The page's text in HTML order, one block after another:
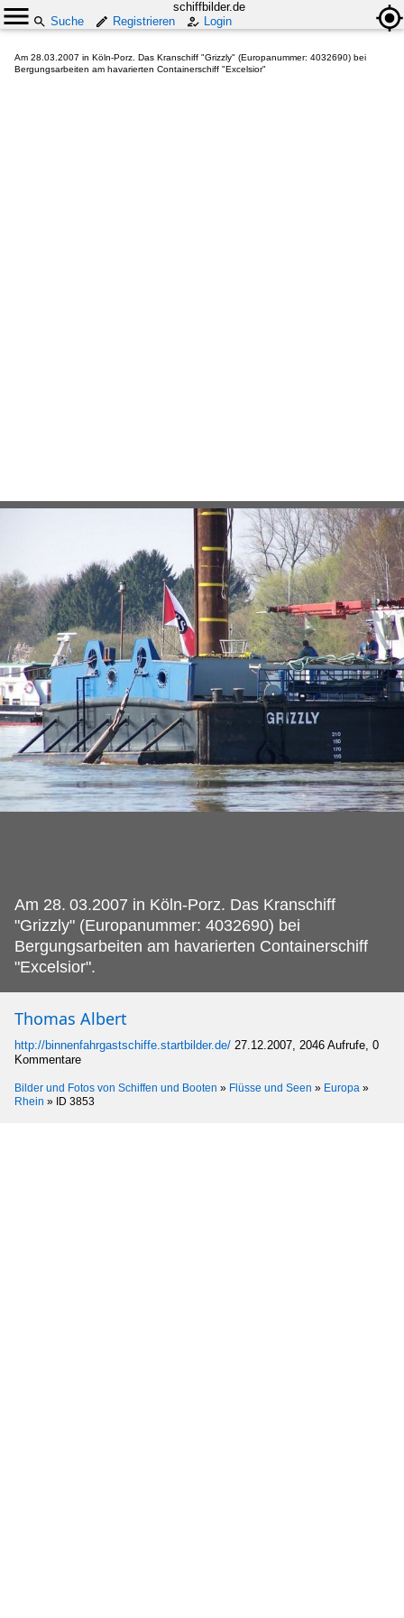
schiffbilder.de
Suche
Registrieren Login
Am 28.03.2007 in Köln-Porz. Das Kranschiff "Grizzly" (Europanummer: 4032690) bei
Bergungsarbeiten am havarierten Containerschiff "Excelsior"
Am 28. 03.2007 in Köln-Porz. Das Kranschiff
"Grizzly" (Europanummer: 4032690) bei
Bergungsarbeiten am havarierten Containerschiff
"Excelsior".
Thomas Albert
http://binnenfahrgastschiffe.startbilder.de/ 27.12.2007, 2046 Aufrufe, 0
Kommentare
Bilder und Fotos von Schiffen und Booten » Flüsse und Seen » Europa »
Rhein » ID 3853